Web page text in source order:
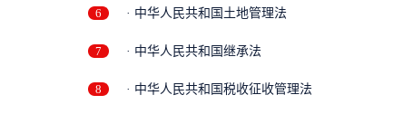
6 · 中华人民共和国土地管理法
7 · 中华人民共和国继承法
8 · 中华人民共和国税收征收管理法